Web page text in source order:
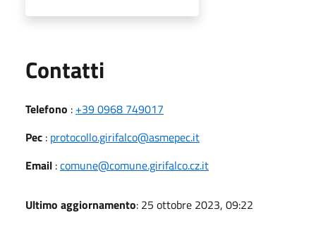
Contatti
Telefono : +39 0968 749017
Pec : protocollo.girifalco@asmepec.it
Email :comune@comune.girifalco.cz.it
Ultimo aggiornamento: 25 ottobre 2023, 09:22